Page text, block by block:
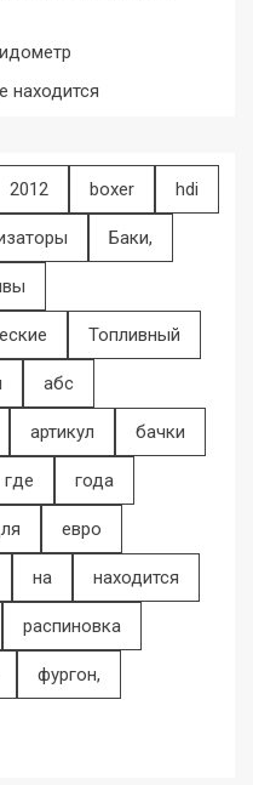
находится
2012 boxer hdi
Баки,
Топливный
абс
артикул бачки
где года
евро
на находится
распиновка
фургон,